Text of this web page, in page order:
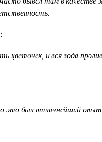
цветочек, и вся вода
это был отличнейший